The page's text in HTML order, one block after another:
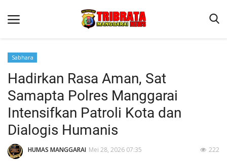
Beranda
Binkam
Kapolres Manggarai Imbau Masyarakat Waspada Cuaca
Kapolres Manggarai Imbau Masyarakat Waspada Cuaca
Reskrim
Sabhara
Hadirkan Rasa Aman, Sat
Samapta Polres Manggarai
Intensifkan Patroli Kota dan
Dialogis Humanis
HUMAS MANGGARAI Mei 28, 2026 07:35 222